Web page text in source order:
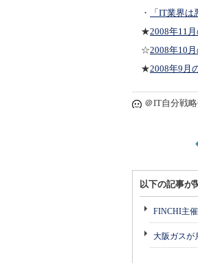
・
「IT業界
★2008年11
☆2008年10
★2008年9月
＠IT自分戦
以下の記事が
FINCHI主
大阪ガスが